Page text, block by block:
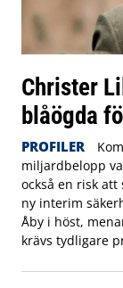
Christer
blåögda
PROFILER
miljardbelopp
också en risk
ny interim
Åby i höst,
krävs tydligare